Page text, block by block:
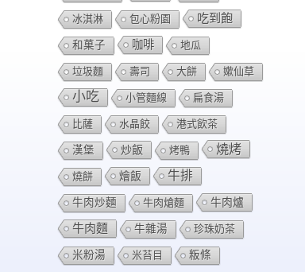
冰淇淋 包心粉園 吃到飽
和菓子 咖啡 地瓜
垃圾麵 壽司 大餅 嫰仙草
小吃 小管麵線 扁食湯
比薩 水晶餃 港式飲茶
漢堡 炒飯 烤鴨 燒烤
燒餅 燴飯 牛排
牛肉炒麵 牛肉熗麵 牛肉爐
牛肉麵 牛雜湯 珍珠奶茶
米粉湯 米苔目 粄條